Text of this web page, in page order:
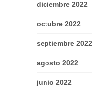
diciembre 2022
octubre 2022
septiembre 2022
agosto 2022
junio 2022